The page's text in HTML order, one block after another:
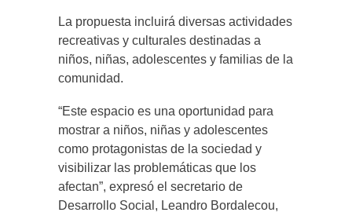
La propuesta incluirá diversas actividades
recreativas y culturales destinadas a
niños, niñas, adolescentes y familias de la
comunidad.
“Este espacio es una oportunidad para
mostrar a niños, niñas y adolescentes
como protagonistas de la sociedad y
visibilizar las problemáticas que los
afectan”, expresó el secretario de
Desarrollo Social, Leandro Bordalecou,